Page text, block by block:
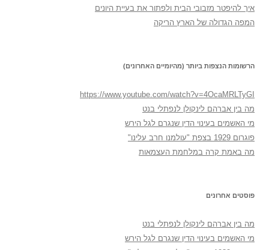
איך להיפטר מזבובי הבית ולפתור את בעיית היונים
המפה הגדולה של הארץ הריקה
הרשומות הנצפות ביותר (מהיומיים האחרונים)
https://www.youtube.com/watch?v=4OcaMRLTyGI
מה בין אברהם לינקולן לנפתלי בנט
מי האשמים בעינוי הדין שנגרם לגל הירש
פוגרום 1929 בצפת "עולמנו חרב עלינו"
מה באמת קרה במלחמת העצמאות
פוסטים אחרונים
מה בין אברהם לינקולן לנפתלי בנט
מי האשמים בעינוי הדין שנגרם לגל הירש